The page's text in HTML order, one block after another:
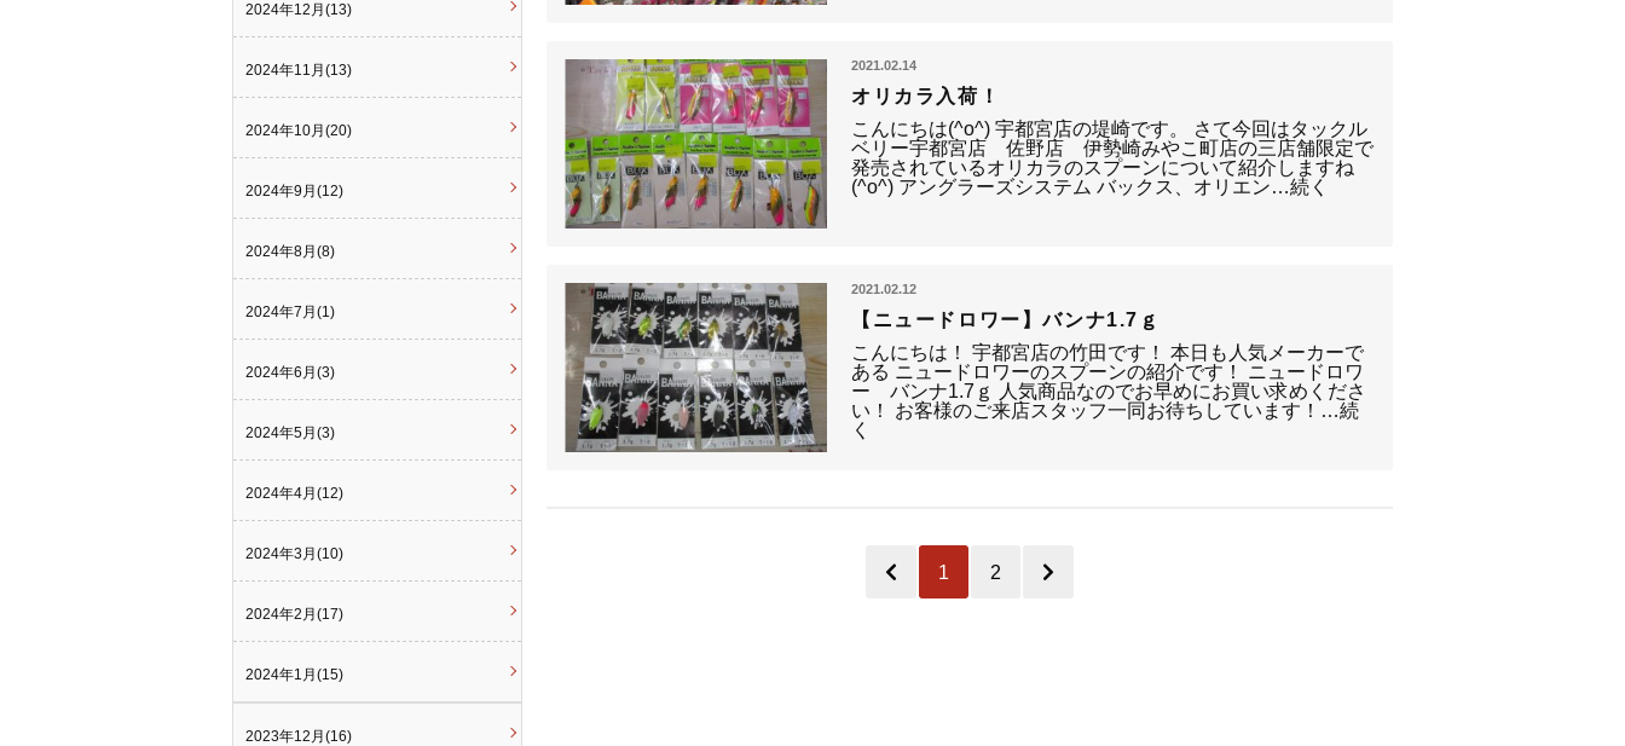
2021.02.14
オリカラ入荷！
こんにちは(^o^) 宇都宮店の堤崎です。 さて今回はタックル
ベリー宇都宮店 佐野店 伊勢崎みやこ町店の三店舗限定で
発売されているオリカラのスプーンについて紹介しますね
(^o^) アングラーズシステム バックス、オリエン…続く
2021.02.12
【ニュードロワー】バンナ1.7ｇ
こんにちは！ 宇都宮店の竹田です！ 本日も人気メーカーで
ある ニュードロワーのスプーンの紹介です！ ニュードロワ
ー バンナ1.7ｇ 人気商品なのでお早めにお買い求めくださ
い！ お客様のご来店スタッフ一同お待ちしています！…続
く
1 2
2024年12月(13)
2024年11月(13)
2024年10月(20)
2024年9月(12)
2024年8月(8)
2024年7月(1)
2024年6月(3)
2024年5月(3)
2024年4月(12)
2024年3月(10)
2024年2月(17)
2024年1月(15)
2023年12月(16)